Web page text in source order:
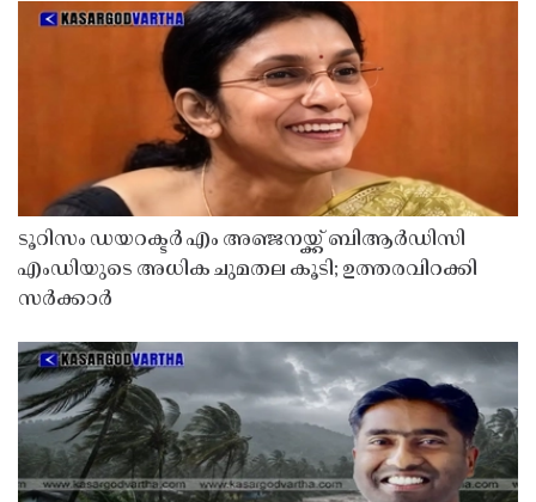
ടൂറിസം ഡയറക്ടർ എം അഞ്ജനയ്ക്ക് ബിആർഡിസി
എംഡിയുടെ അധിക ചുമതല കൂടി; ഉത്തരവിറക്കി
സർക്കാർ